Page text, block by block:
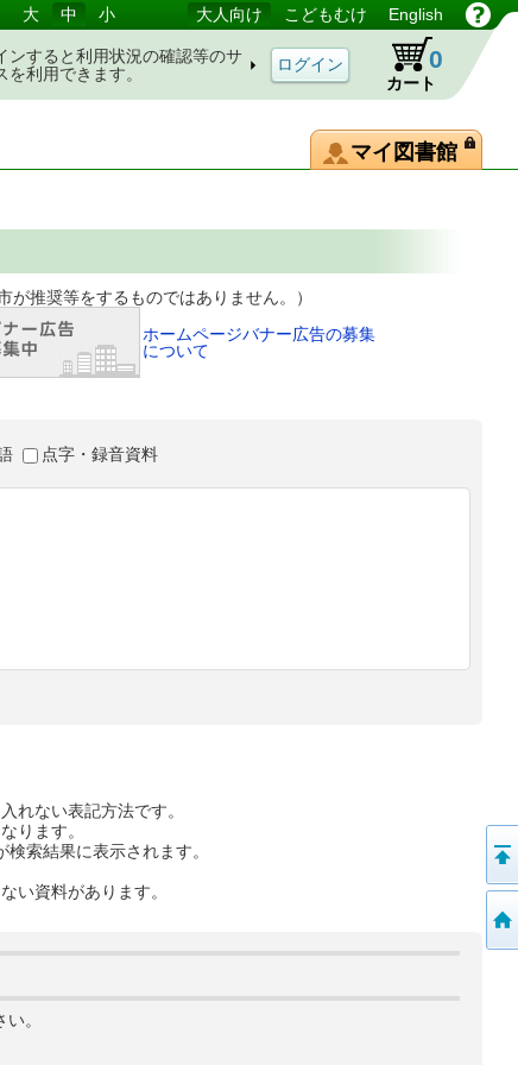
大 中 小 大人向け こどもむけ English
ンすると利用状況の確認等のサ
を利用できます。
カート
0
マイ図書館
るものではありません。）
ホームページバナー広告の募集
について
点字・録音資料
れない表記方法です。
ります。
索結果に表示されます。
い資料があります。
。